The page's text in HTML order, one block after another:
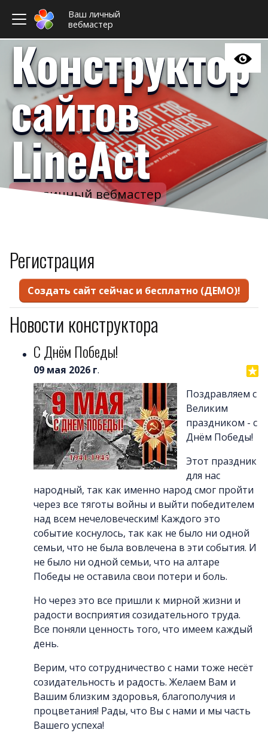
Ваш личный
вебмастер
Примеры
Вопросы и
Word-
Конструктор
сайтов
LineAct
Ваш личный вебмастер
Регистрация
Новости конструктора
C Днём Победы!
09 мая 2026 г.
Поздравляем с
Великим
праздником - с
Днём Победы!
Этот праздник
для нас
народный, так как именно народ смог пройти
через все тяготы войны и выйти победителем
над всем нечеловеческим! Каждого это
событие коснулось, так как не было ни одной
семьи, что не была вовлечена в эти события. И
не было ни одной семьи, что на алтаре
Победы не оставила свои потери и боль.
Но через это все пришли к мирной жизни и
радости восприятия созидательного труда.
Все поняли ценность того, что имеем каждый
день.
Верим, что сотрудничество с нами тоже несёт
созидательность и радость. Желаем Вам и
Вашим близким здоровья, благополучия и
процветания! Рады, что Вы с нами и мы часть
Вашего успеха!